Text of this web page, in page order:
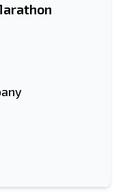
Numéro de